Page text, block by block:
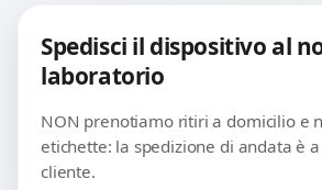
Spedisci il dispositivo al
laboratorio
NON prenotiamo ritiri a domicilio e
etichette: la spedizione di andata è
cliente.